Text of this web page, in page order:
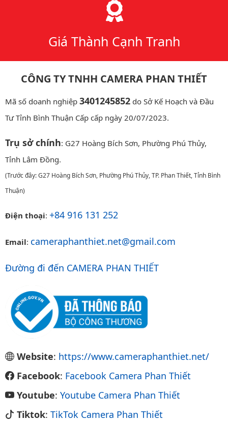
Giá Thành Cạnh Tranh
CÔNG TY TNHH CAMERA PHAN THIẾT
Mã số doanh nghiệp 3401245852 do Sở Kế Hoạch và Đầu
Tư Tỉnh Bình Thuận Cấp cấp ngày 20/07/2023.
Trụ sở chính: G27 Hoàng Bích Sơn, Phường Phú Thủy,
Tỉnh Lâm Đồng.
(Trước đây: G27 Hoàng Bích Sơn, Phường Phú Thủy, TP. Phan Thiết, Tỉnh Bình
Thuận)
Điện thoại: +84 916 131 252
Email: cameraphanthiet.net@gmail.com
Đường đi đến CAMERA PHAN THIẾT
Website: https://www.cameraphanthiet.net/
Facebook: Facebook Camera Phan Thiết
Youtube: Youtube Camera Phan Thiết
Tiktok: TikTok Camera Phan Thiết